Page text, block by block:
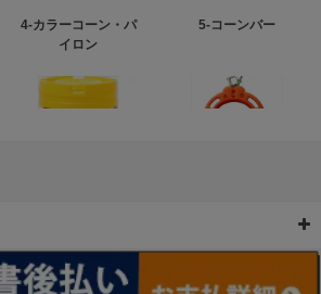
4-カラーコーン・パ
イロン
5-コーンバー
ンス